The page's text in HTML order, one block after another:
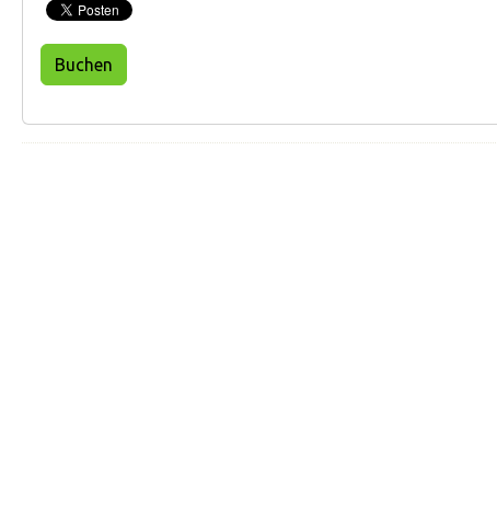
gefeiert.
Buchen